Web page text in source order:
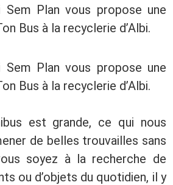
Sem Plan vous propose une
Bus à la recyclerie d’Albi.
Sem Plan vous propose une
Bus à la recyclerie d’Albi.
est grande, ce qui nous
de belles trouvailles sans
soyez à la recherche de
ou d’objets du quotidien, il y